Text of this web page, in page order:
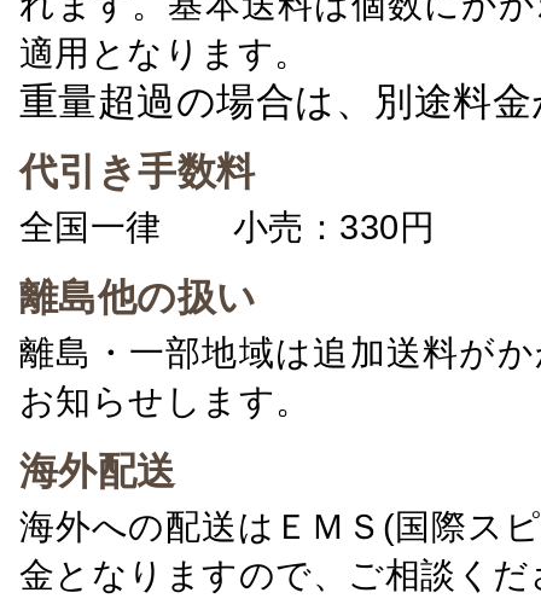
適用となります。
重量超過の場合は、別途料
代引き手数料
全国一律 小売：330円 卸
離島他の扱い
離島・一部地域は追加送料が
お知らせします。
海外配送
海外への配送はＥＭＳ(国際ス
金となりますので、ご相談くだ